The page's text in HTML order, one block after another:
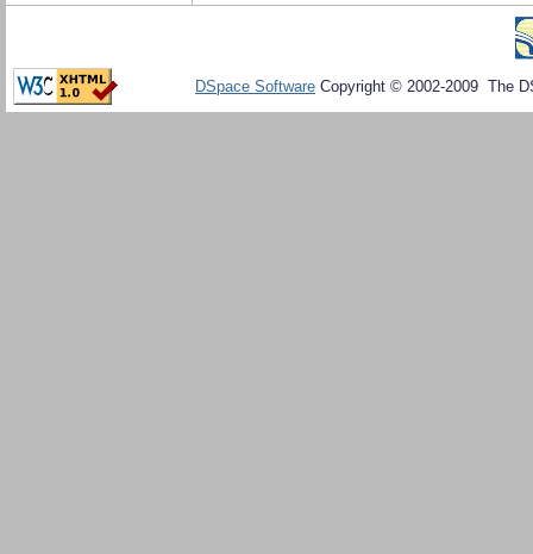
DSpace Software Copyright © 2002-2009 The